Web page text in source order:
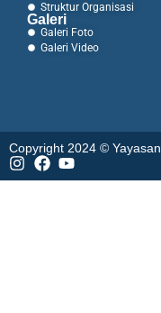
Struktur Organisasi
Galeri
Galeri Foto
Galeri Video
Copyright 2024 ©